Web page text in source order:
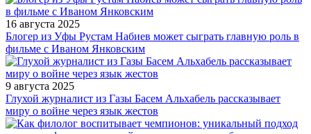
16 августа 2025
Блогер из Уфы Рустам Набиев может сыграть главную роль в
фильме с Иваном Янковским
9 августа 2025
Глухой журналист из Газы Басем Альхабель рассказывает
миру о войне через язык жестов